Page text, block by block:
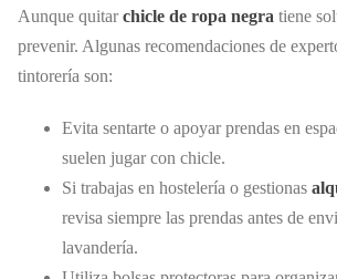
Aunque quitarchicle de ropa negra tiene
prevenir. Algunas recomendaciones de
tintorería son:
Evita sentarte o apoyar prendas en
suelen jugar con chicle.
Si trabajas en hostelería o gestionas
revisa siempre las prendas antes de
lavandería.